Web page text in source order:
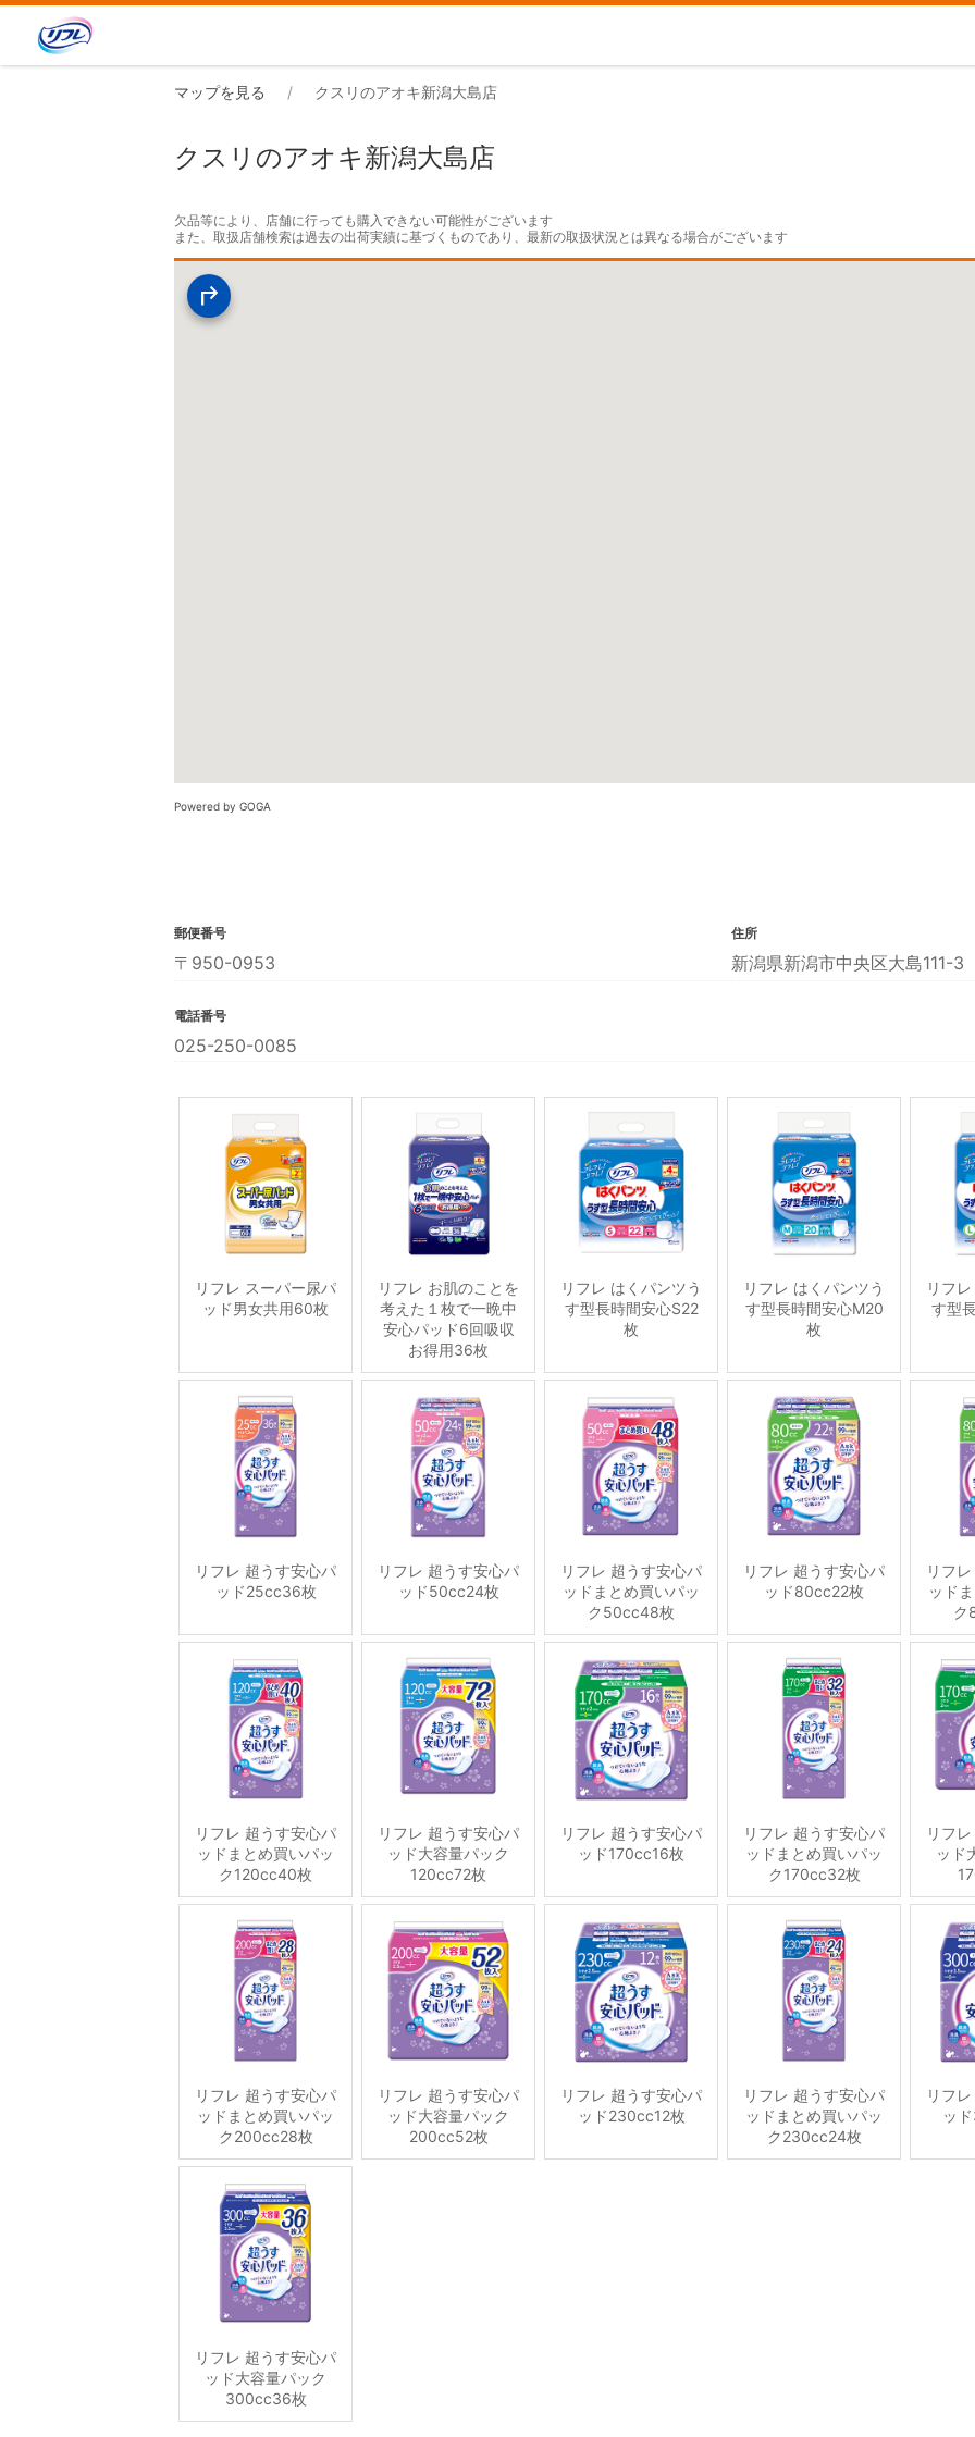
マップを見る クスリのアオキ新潟大島店
クスリのアオキ新潟大島店
欠品等により、店舗に行っても購入できない可能性がございます
また、取扱店舗検索は過去の出荷実績に基づくものであり、最新の取扱状況とは異なる場合がございます
Powered by GOGA
郵便番号
〒950-0953
住所
新潟県新潟市中央区大島111-3
電話番号
025-250-0085
リフレ スーパー尿パ
ッド男女共用60枚
リフレ お肌のことを
考えた１枚で一晩中
安心パッド6回吸収
お得用36枚
リフレ はくパンツう
す型長時間安心S22
枚
リフレ はくパンツう
す型長時間安心M20
枚
リフ
す型
リフレ 超うす安心パ
ッド25cc36枚
リフレ 超うす安心パ
ッド50cc24枚
リフレ 超うす安心パ
ッドまとめ買いパッ
ク50cc48枚
リフレ 超うす安心パ
ッド80cc22枚
リフ
ッド
ク
リフレ 超うす安心パ
ッドまとめ買いパッ
ク120cc40枚
リフレ 超うす安心パ
ッド大容量パック
120cc72枚
リフレ 超うす安心パ
ッド170cc16枚
リフレ 超うす安心パ
ッドまとめ買いパッ
ク170cc32枚
リフ
ッド
リフレ 超うす安心パ
ッドまとめ買いパッ
ク200cc28枚
リフレ 超うす安心パ
ッド大容量パック
200cc52枚
リフレ 超うす安心パ
ッド230cc12枚
リフレ 超うす安心パ
ッドまとめ買いパッ
ク230cc24枚
リフ
ッ
リフレ 超うす安心パ
ッド大容量パック
300cc36枚